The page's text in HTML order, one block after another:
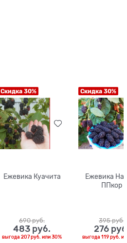
Скидка 30%
Ежевика Куачита
690 руб.
483 руб.
выгода207 руб. или30%
Скидка 30%
Ежевика
ППкор
395 руб.
276
выгода119 руб.